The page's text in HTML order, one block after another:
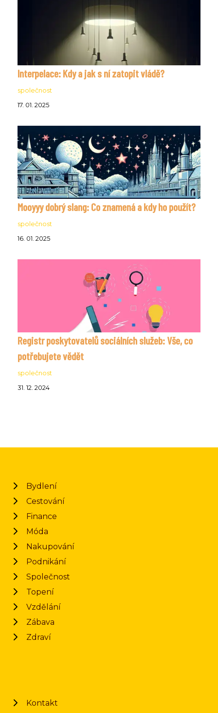
Interpelace: Kdy a jak s ní zatopit vládě?
společnost
17. 01. 2025
Mooyyy dobrý slang: Co znamená a kdy ho použít?
společnost
16. 01. 2025
Registr poskytovatelů sociálních služeb: Vše, co
potřebujete vědět
společnost
31. 12. 2024
Bydlení
Cestování
Finance
Móda
Nakupování
Podnikání
Společnost
Topení
Vzdělání
Zábava
Zdraví
Kontakt